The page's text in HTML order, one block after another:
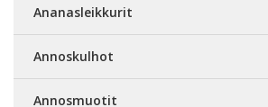
Ananasleikkurit
Annoskulhot
Annosmuotit